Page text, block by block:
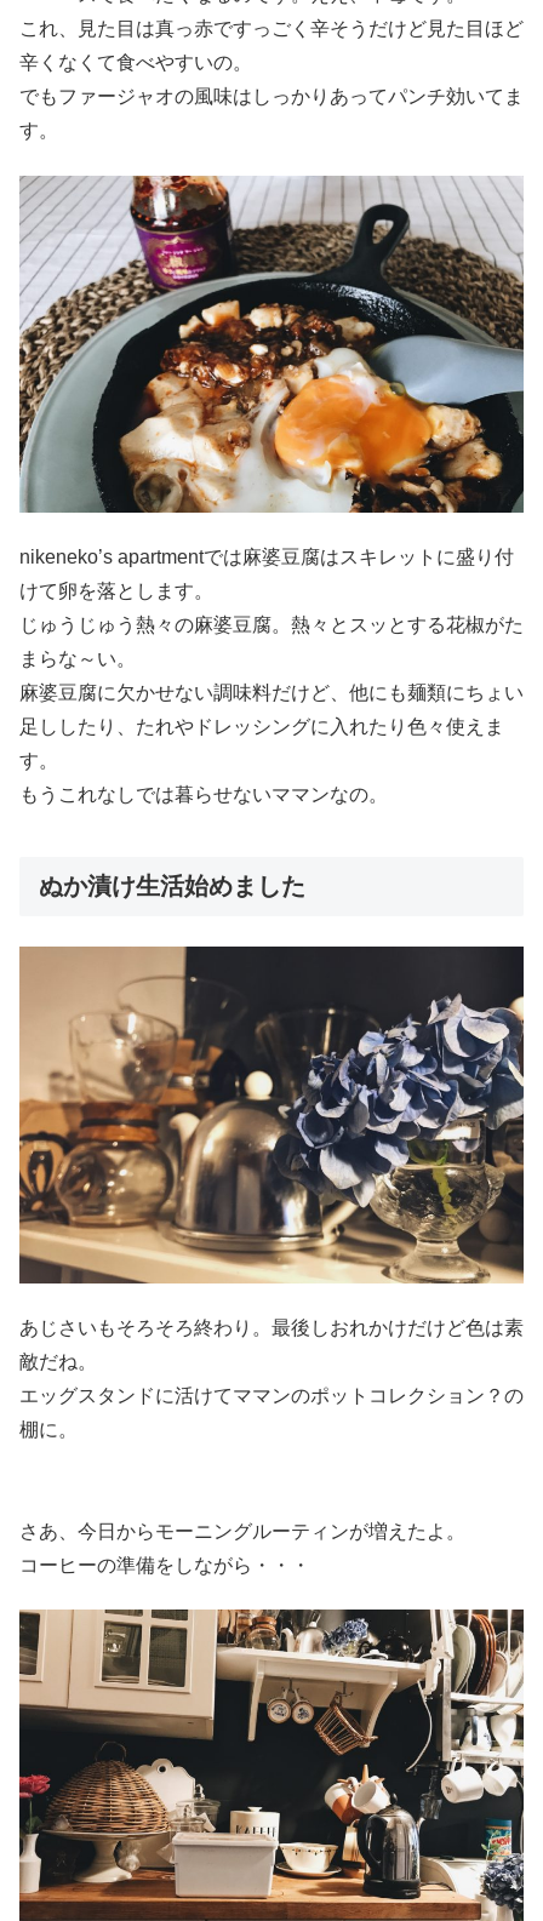
これ、見た目は真っ赤ですっごく辛そうだけど見た目ほど
辛くなくて食べやすいの。
でもファージャオの風味はしっかりあってパンチ効いてま
す。
nikeneko’s apartmentでは麻婆豆腐はスキレットに盛り付
けて卵を落とします。
じゅうじゅう熱々の麻婆豆腐。熱々とスッとする花椒がた
まらな～い。
麻婆豆腐に欠かせない調味料だけど、他にも麺類にちょい
足ししたり、たれやドレッシングに入れたり色々使えま
す。
もうこれなしでは暮らせないママンなの。
ぬか漬け生活始めました
あじさいもそろそろ終わり。最後しおれかけだけど色は素
敵だね。
エッグスタンドに活けてママンのポットコレクション？の
棚に。
さあ、今日からモーニングルーティンが増えたよ。
コーヒーの準備をしながら・・・